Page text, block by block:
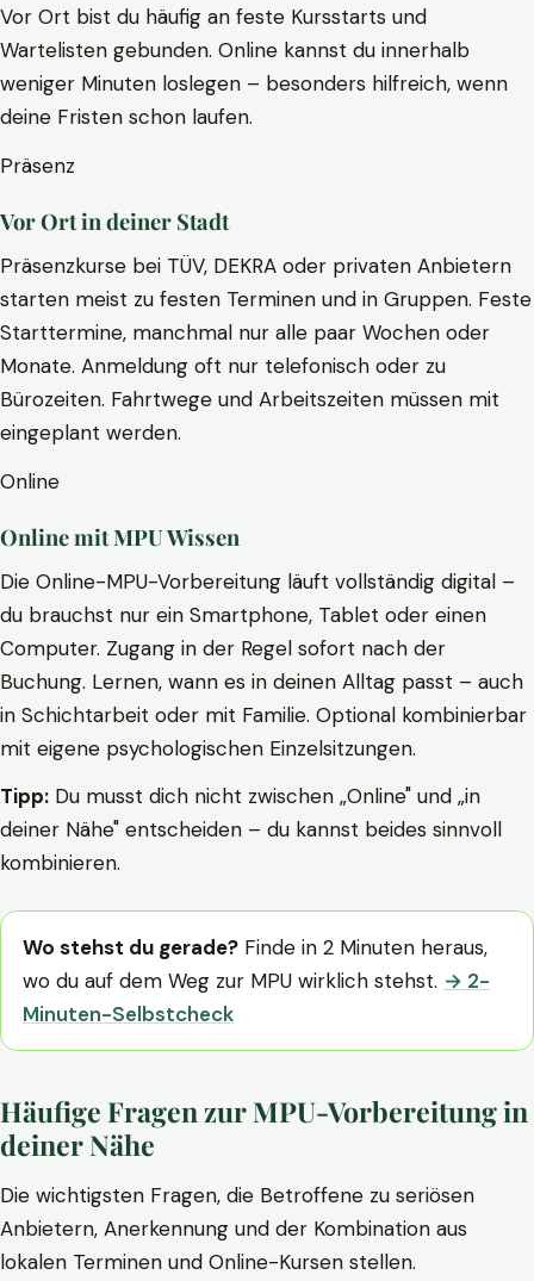
Vor Ort bist du häufig an feste Kursstarts und
Wartelisten gebunden. Online kannst du innerhalb
weniger Minuten loslegen – besonders hilfreich, wenn
deine Fristen schon laufen.
Präsenz
Vor Ort in deiner Stadt
Präsenzkurse bei TÜV, DEKRA oder privaten Anbietern
starten meist zu festen Terminen und in Gruppen. Feste
Starttermine, manchmal nur alle paar Wochen oder
Monate. Anmeldung oft nur telefonisch oder zu
Bürozeiten. Fahrtwege und Arbeitszeiten müssen mit
eingeplant werden.
Online
Online mit MPU Wissen
Die Online-MPU-Vorbereitung läuft vollständig digital –
du brauchst nur ein Smartphone, Tablet oder einen
Computer. Zugang in der Regel sofort nach der
Buchung. Lernen, wann es in deinen Alltag passt – auch
in Schichtarbeit oder mit Familie. Optional kombinierbar
mit eigene psychologischen Einzelsitzungen.
Tipp: Du musst dich nicht zwischen „Online" und „in
deiner Nähe" entscheiden – du kannst beides sinnvoll
kombinieren.
Wo stehst du gerade? Finde in 2 Minuten heraus,
wo du auf dem Weg zur MPU wirklich stehst. → 2-
Minuten-Selbstcheck
Häufige Fragen zur MPU-Vorbereitung in
deiner Nähe
Die wichtigsten Fragen, die Betroffene zu seriösen
Anbietern, Anerkennung und der Kombination aus
lokalen Terminen und Online-Kursen stellen.